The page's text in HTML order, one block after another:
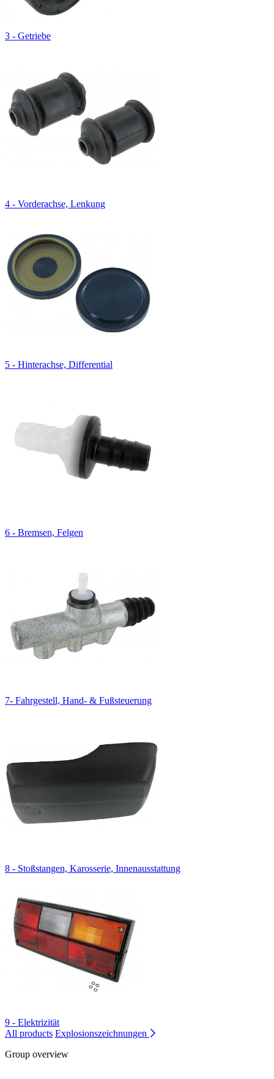
3 - Getriebe
4 - Vorderachse, Lenkung
5 - Hinterachse, Differential
6 - Bremsen, Felgen
7- Fahrgestell, Hand- & Fußsteuerung
8 - Stoßstangen, Karosserie, Innenausstattung
9 - Elektrizität
All products Explosionszeichnungen
Group overview